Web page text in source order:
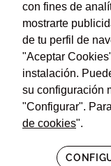
© Irán Alfombras.
con fines de
mostrarte
de tu perfil de
"Aceptar
instalación.
su configuración
"Configurar".
de cookies".